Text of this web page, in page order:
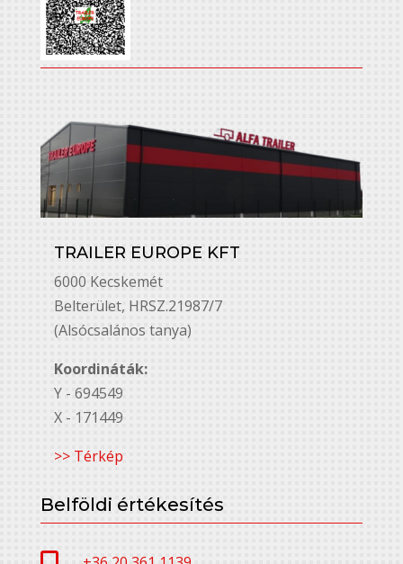
TRAILER EUROPE KFT
6000 Kecskemét
Belterület, HRSZ.21987/7
(Alsócsalános tanya)
Koordináták:
Y - 694549
X - 171449
>> Térkép
Belföldi értékesítés